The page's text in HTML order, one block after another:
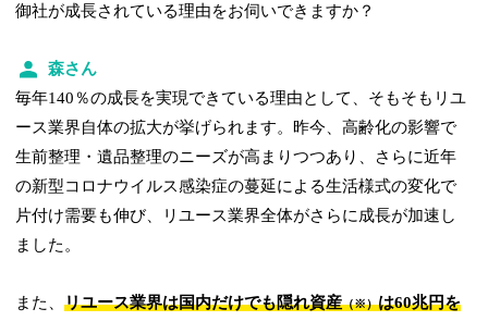
御社が成長されている理由をお伺いできますか？
森さん
毎年140％の成長を実現できている理由として、そもそもリユ
ース業界自体の拡大が挙げられます。昨今、高齢化の影響で
生前整理・遺品整理のニーズが高まりつつあり、さらに近年
の新型コロナウイルス感染症の蔓延による生活様式の変化で
片付け需要も伸び、リユース業界全体がさらに成長が加速し
ました。
また、リユース業界は国内だけでも隠れ資産（※）は60兆円を